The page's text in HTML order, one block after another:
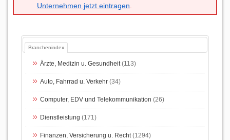
Unternehmen jetzt eintragen
Branchenindex
Ärzte, Medizin u. Gesundheit(113)
Auto, Fahrrad u. Verkehr (34)
Computer, EDV und Telekommunikation (26)
Dienstleistung (171)
Finanzen, Versicherung u. Recht(1294)